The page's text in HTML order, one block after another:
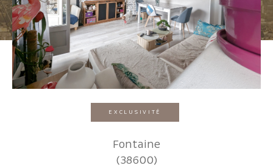
EXCLUSIVITÉ
Fontaine
(38600)
Pièces
2 3 4 5+
Localisation